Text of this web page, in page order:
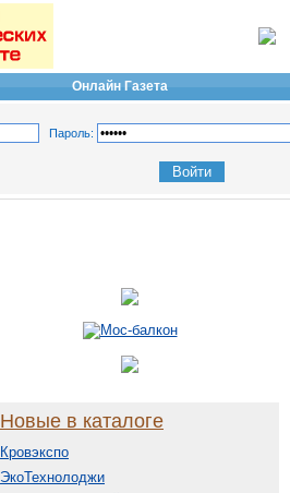
Онлайн Газета
Пароль:
Новые в каталоге
Кровэкспо
ЭкоТехнолоджи